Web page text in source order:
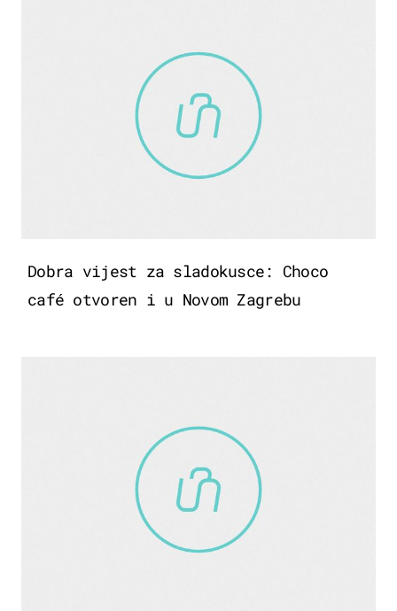
Dobra vijest za sladokusce: Choco
café otvoren i u Novom Zagrebu